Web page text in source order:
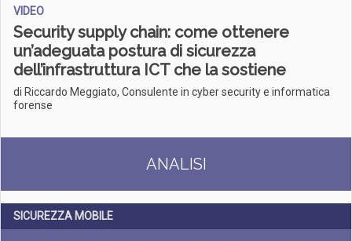
VIDEO
Security supply chain: come ottenere
un’adeguata postura di sicurezza
dell’infrastruttura ICT che la sostiene
di Riccardo Meggiato, Consulente in cyber security e informatica
forense
ANALISI
SICUREZZA MOBILE